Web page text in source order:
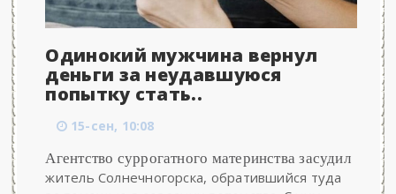
Одинокий мужчина вернул
деньги за неудавшуюся
попытку стать..
15-сен, 10:08
Агентство суррогатного материнства засудил
житель Солнечногорска, обратившийся туда